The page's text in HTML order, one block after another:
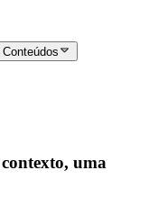
Conteúdos
uma